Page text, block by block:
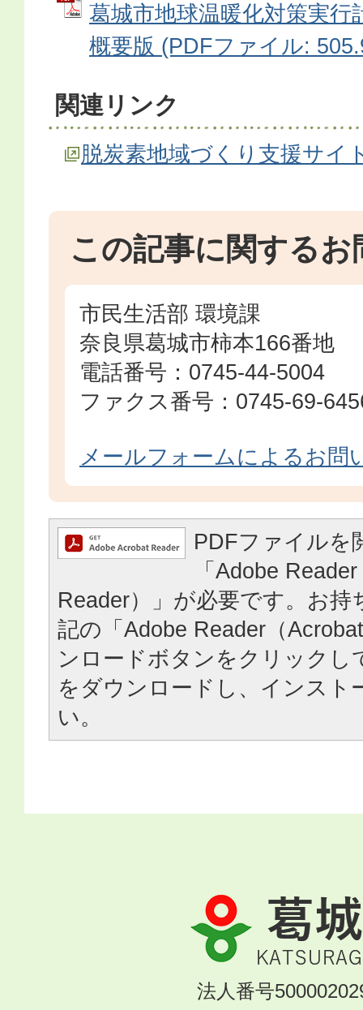
葛城市地球温暖化対策実行
概要版 (PDFファイル:
関連リンク
脱炭素地域づくり支援サイ
この記事に関するお
市民生活部 環境課
奈良県葛城市柿本166番地
電話番号：0745-44-5004
ファクス番号：0745-69-
メールフォームによるお問
PDFファイルを
「Adobe
Reader）」が必要です。お持
記の「Adobe Reader（
ンロードボタンをクリックし
をダウンロードし、インスト
い。
葛
城
市
KATSURAGI
法人番号